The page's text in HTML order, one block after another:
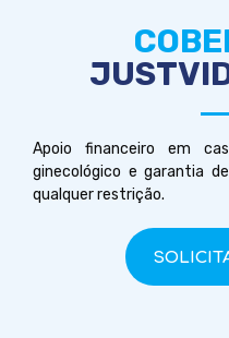
Apoio financeiro em
ginecológico e garantia
qualquer restrição.